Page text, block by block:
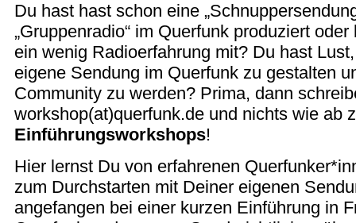
Du hast hast schon eine
„Gruppenradio“ im Querfunk produziert
ein wenig Radioerfahrung mit? Du hast
eigene Sendung im Querfunk zu gestalten
Community zu werden? Prima, dann
workshop(at)querfunk.de und nichts wie ab
Einführungsworkshops!
Hier lernst Du von erfahrenen
zum Durchstarten mit Deiner eigenen
angefangen bei einer kurzen Einführung in